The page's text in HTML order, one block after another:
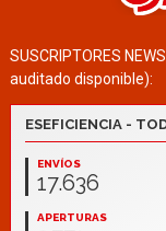
SUSCRIPTORES
auditado disponible):